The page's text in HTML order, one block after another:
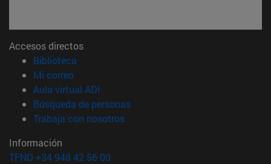
Accesos directos
Biblioteca
Mi correo(abre en nueva ventana)
Aula virtual ADI
Búsqueda de personas(abre en nueva ventana)
Trabaja con nosotros(abre en nueva ventana)
Información
TFNO +34 948 42 56 00